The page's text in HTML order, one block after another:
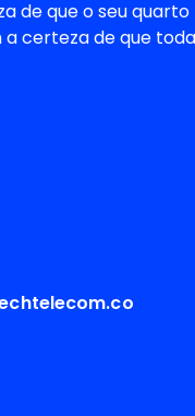
de que o seu quarto
certeza de que